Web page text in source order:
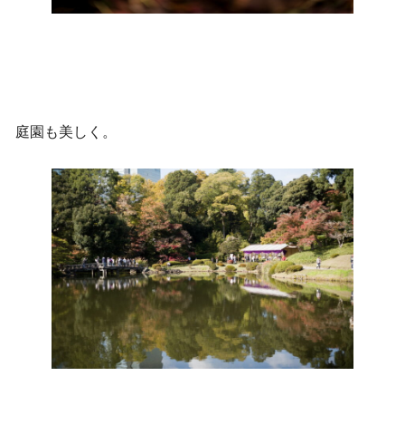
庭園も美しく。